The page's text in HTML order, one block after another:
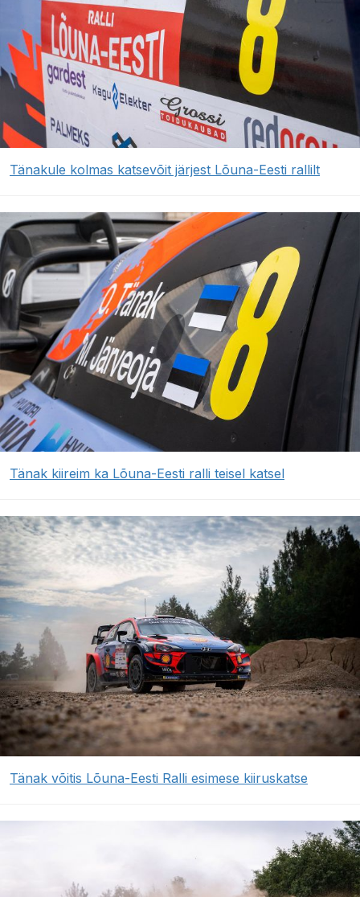
Tänakule kolmas katsevõit järjest Lõuna-Eesti rallilt
Tänak kiireim ka Lõuna-Eesti ralli teisel katsel
Tänak võitis Lõuna-Eesti Ralli esimese kiiruskatse